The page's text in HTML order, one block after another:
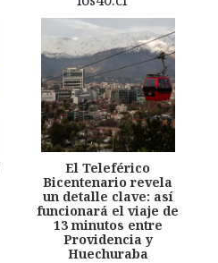
El Teleférico
Bicentenario revela
un detalle clave: así
funcionará el viaje de
13 minutos entre
Providencia y
Huechuraba